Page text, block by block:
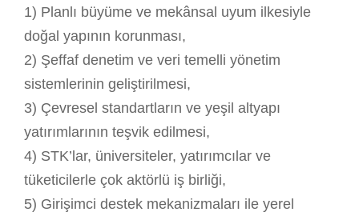
1) Planlı büyüme ve mekânsal uyum ilkesiyle
doğal yapının korunması,
2) Şeffaf denetim ve veri temelli yönetim
sistemlerinin geliştirilmesi,
3) Çevresel standartların ve yeşil altyapı
yatırımlarının teşvik edilmesi,
4) STK’lar, üniversiteler, yatırımcılar ve
tüketicilerle çok aktörlü iş birliği,
5) Girişimci destek mekanizmaları ile yerel